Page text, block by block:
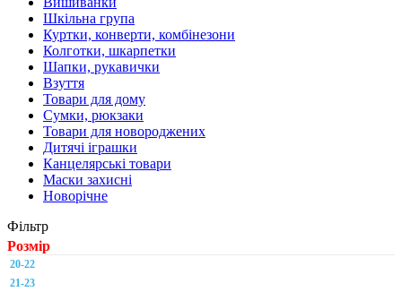
Шкільна група
Куртки, конверти, комбінезони
Колготки, шкарпетки
Шапки, рукавички
Взуття
Товари для дому
Сумки, рюкзаки
Товари для новороджених
Дитячі іграшки
Канцелярські товари
Маски захисні
Новорічне
Фільтр
Розмір
20-22
21-23